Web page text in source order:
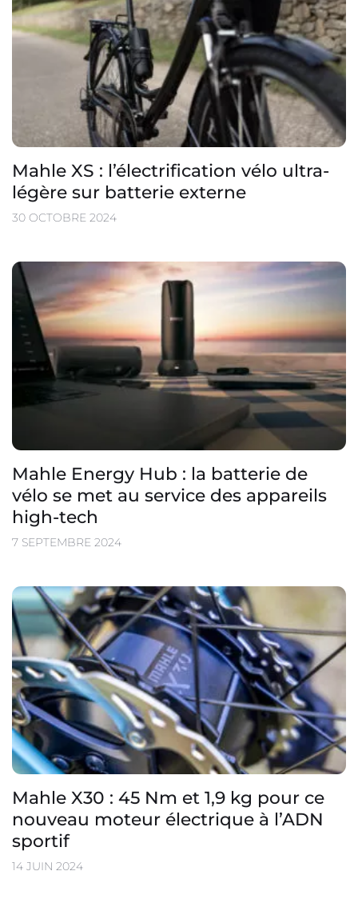
Mahle XS : l’électrification vélo ultra-
légère sur batterie externe
30 OCTOBRE 2024
Mahle Energy Hub : la batterie de
vélo se met au service des appareils
high-tech
7 SEPTEMBRE 2024
Mahle X30 : 45 Nm et 1,9 kg pour ce
nouveau moteur électrique à l’ADN
sportif
14 JUIN 2024